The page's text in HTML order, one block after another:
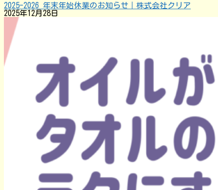
2025-2026 年末年始休業のお知らせ｜株式会社クリア
2025年12月28日